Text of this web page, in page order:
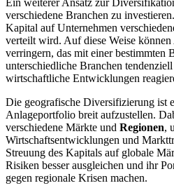
Ein weiterer Ansatz zur
verschiedene Branchen zu
Kapital auf Unternehmen
verteilt wird. Auf diese Weise
verringern, das mit einer bestimmten
unterschiedliche Branchen
wirtschaftliche Entwicklungen
Die geografische Diversifizierung ist
Anlageportfolio breit aufzustellen.
verschiedene Märkte und Regionen,
Wirtschaftsentwicklungen und
Streuung des Kapitals auf globale
Risiken besser ausgleichen und ihr
gegen regionale Krisen machen.